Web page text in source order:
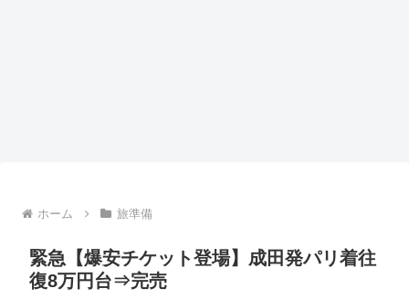
ホーム 旅準備
緊急【爆安チケット登場】成田発パリ着往
復8万円台⇒完売